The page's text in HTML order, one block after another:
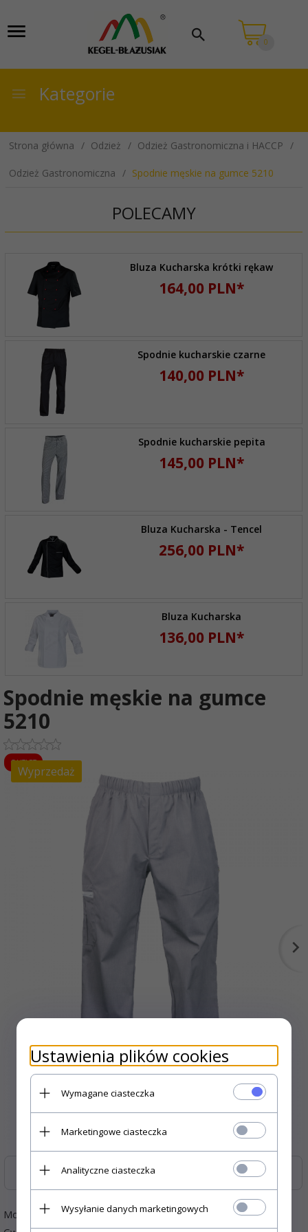
0
Kategorie
Strona główna Odzież Odzież Gastronomiczna i HACCP
Odzież Gastronomiczna Spodnie męskie na gumce 5210
POLECAMY
Bluza Kucharska krótki rękaw
164,00 PLN*
Spodnie kucharskie czarne
140,00 PLN*
Spodnie kucharskie pepita
145,00 PLN*
Bluza Kucharska - Tencel
256,00 PLN*
Bluza Kucharska
136,00 PLN*
Spodnie męskie na gumce
5210
Wyprzedaż
OUTLET
Zasoby dotyczące bezpieczeństwa i produktów
Model:
5210-367-2024
Ustawienia plików cookies
Wymagane ciasteczka
Marketingowe ciasteczka
Analityczne ciasteczka
Wysyłanie danych marketingowych